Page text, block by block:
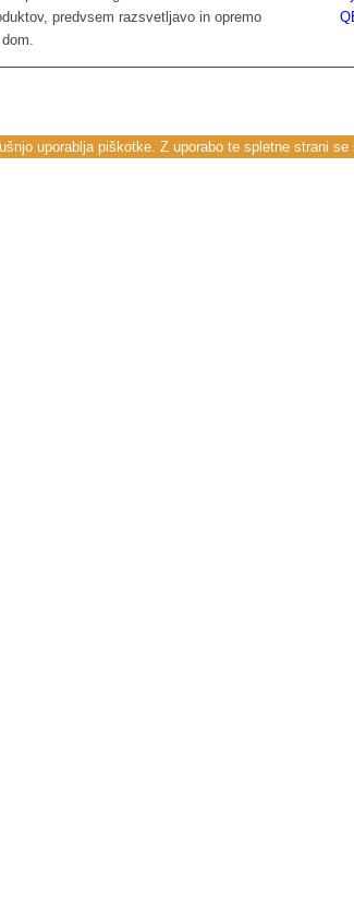
predvsem razsvetljavo in opremo
uporablja piškotke. Z uporabo te spletne strani